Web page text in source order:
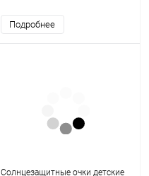
Подробнее
Солнцезащитные очки детские